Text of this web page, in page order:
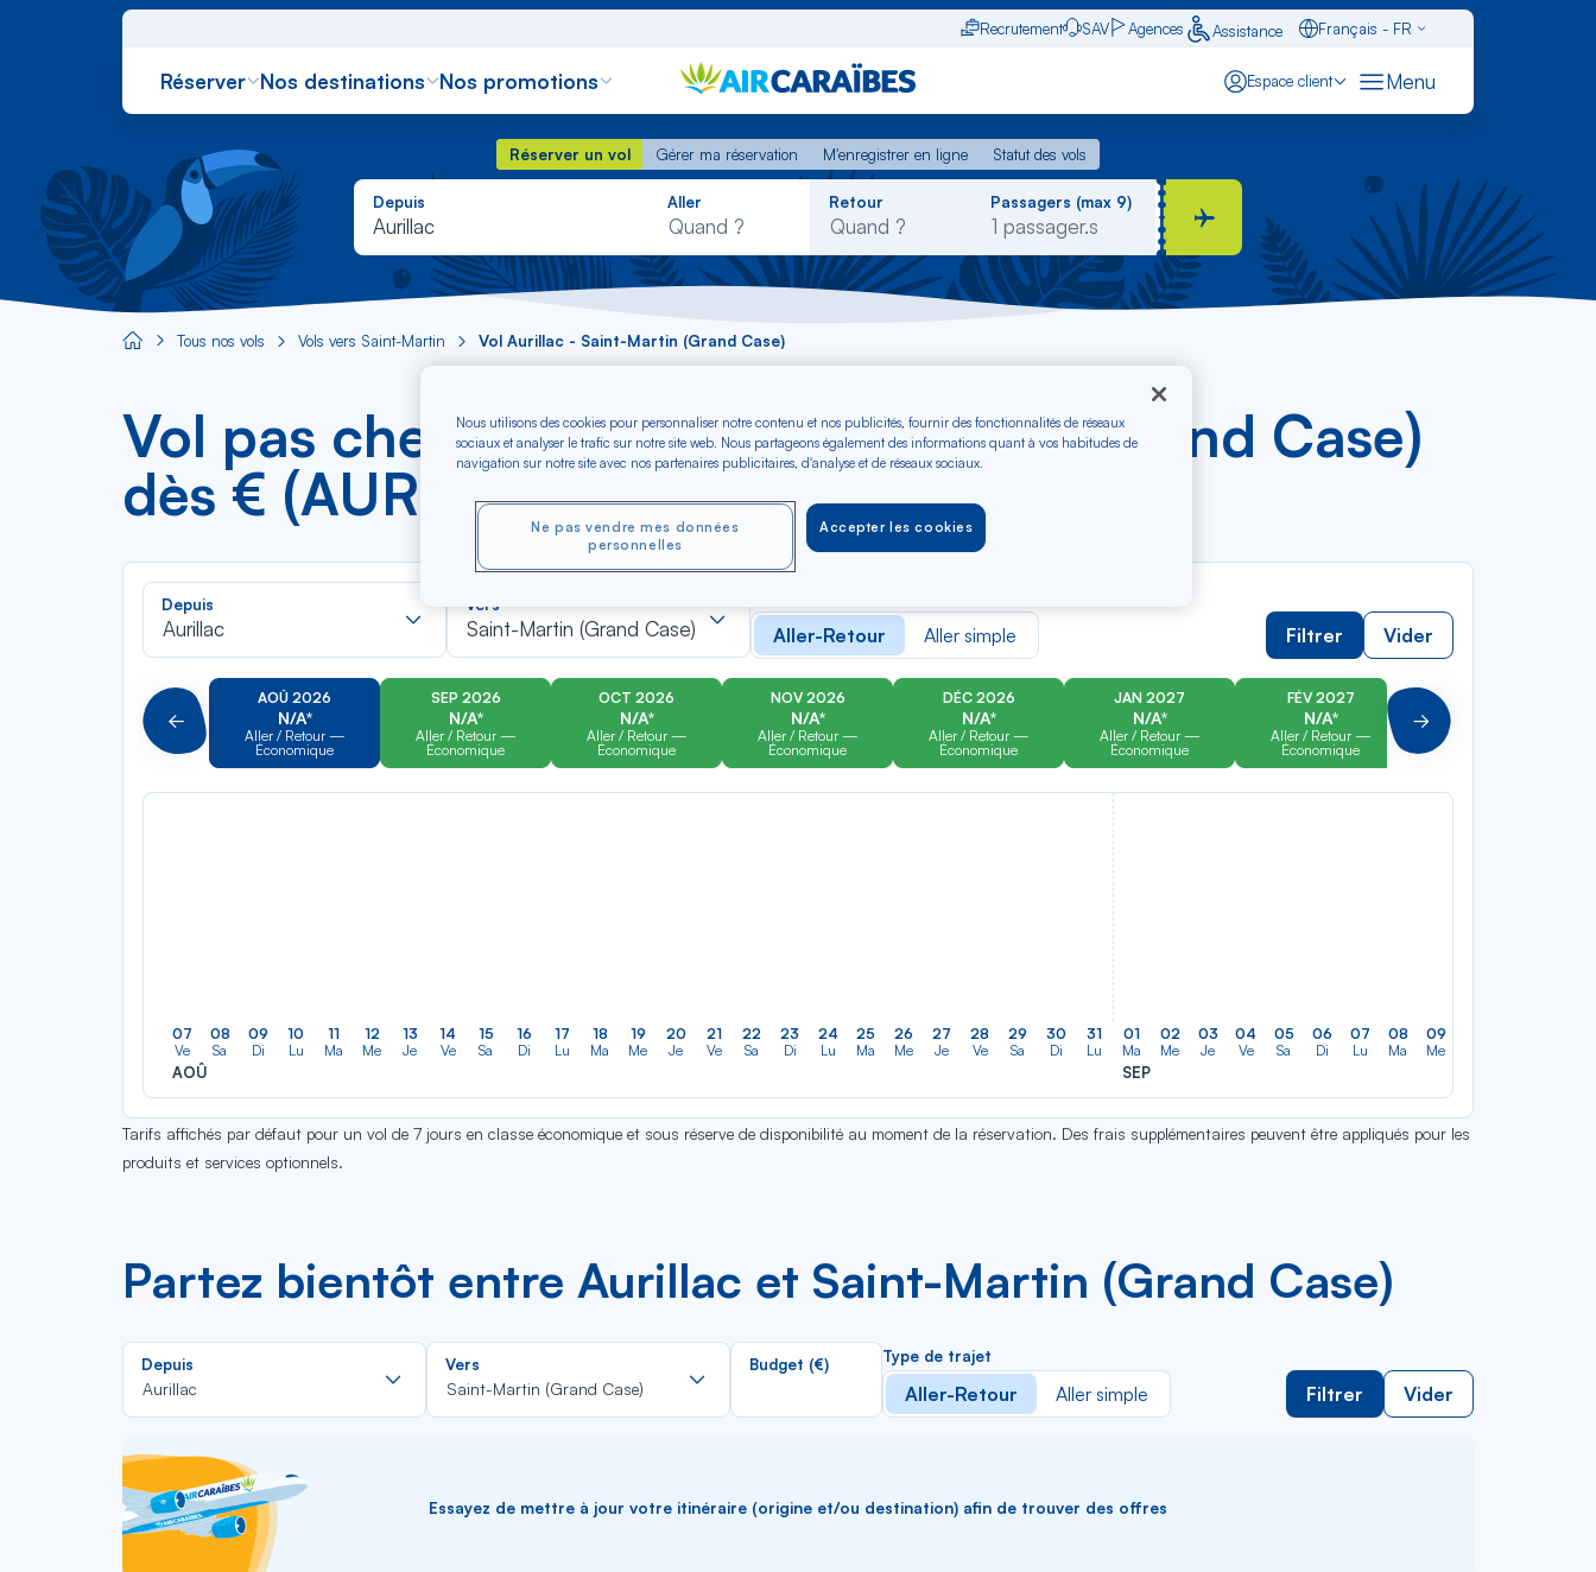
Recrutement SAV Agences Assistance
Français - FR
Réserver Nos destinations Nos promotions Espace client Menu
Réserver un vol Gérer ma réservation M'enregistrer en ligne
Statut des vols
Réserver un vol
Gérer ma réservation M'enregistrer en ligne Statut des vols
Depuis
Aurillac
Rechercher
dans
liste
Aller Retour Passagers (max 9)
Aircaraibes.com
Tous nos vols Vols vers Saint-Martin Vol Aurillac - Saint-Martin (Grand Case)
Vol pas cher Aurillac - Saint-Martin (Grand Case)
dès € (AUR-SFG)
Depuis
Aurillac
dans
la
liste
Vers
Saint-Martin (Grand Case)
dans
la
liste
Aller-Retour Aller simple Filtrer Vider
Précédent
AOÛ 2026
N/A*
Aller / Retour —
Économique
SEP 2026
N/A*
Aller / Retour —
Économique
OCT 2026
N/A*
Aller / Retour —
Économique
NOV 2026
N/A*
Aller / Retour —
Économique
DÉC 2026
N/A*
Aller / Retour —
Économique
JAN 2027
N/A*
Aller / Retour —
Économique
FÉV 2027
N/A*
Aller / Retour —
Économique
Aller / Retour —
Suivant
07
Ve
AOÛ
08
Sa
09
Di
10
Lu
11
Ma
12
Me
13
Je
14
Ve
15
Sa
16
Di
17
Lu
18
Ma
19
Me
20
Je
21
Ve
22
Sa
23
Di
24
Lu
25
Ma
26
Me
27
Je
28
Ve
29
Sa
30
Di
31
Lu
01
Ma
SEP
02
Me
03
Je
04
Ve
05
Sa
06
Di
07
Lu
08
Ma
09
Me
Tarifs affichés par défaut pour un vol de 7 jours en classe économique et sous réserve de disponibilité au moment de la réservation. Des frais supplémentaires peuvent être appliqués pour les
produits et services optionnels.
Partez bientôt entre Aurillac et Saint-Martin (Grand Case)
Depuis
Aurillac
Rechercher
dans
la
Vers
Saint-Martin (Grand Case)
Rechercher
la
Budget (€) Type de trajet
Aller-Retour Aller simple Filtrer Vider
Essayez de mettre à jour votre itinéraire (origine et/ou destination) afin de trouver des offres
Nous utilisons des cookies pour personnaliser notre contenu et nos publicités, fournir des fonctionnalités de réseaux
sociaux et analyser le trafic sur notre site web. Nous partageons également des informations quant à vos habitudes de
navigation sur notre site avec nos partenaires publicitaires, d'analyse et de réseaux sociaux.
Accepter les cookies
Ne pas vendre mes données
personnelles